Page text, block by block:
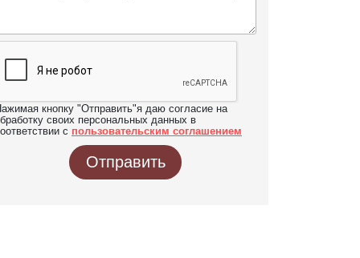
кнопку "Отправить"я даю согласие на
своих персональных данных в
с пользовательским соглашением
Отправить